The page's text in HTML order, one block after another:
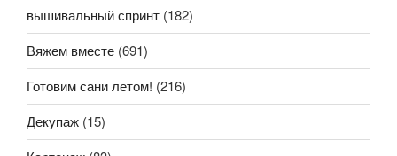
вышивальный спринт (182)
Вяжем вместе (691)
Готовим сани летом! (216)
Декупаж (15)